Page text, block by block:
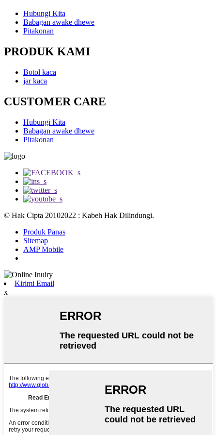
Hubungi Kita
Babagan awake dhewe
Pitakonan
PRODUK KAMI
Botol kaca
jar kaca
CUSTOMER CARE
Hubungi Kita
Babagan awake dhewe
Pitakonan
© Hak Cipta 20102022 : Kabeh Hak Dilindungi.
Produk Panas
Sitemap
AMP Mobile
Kirimi Email
x